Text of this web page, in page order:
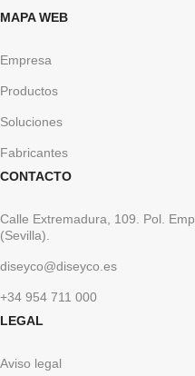
MAPA WEB
Empresa
Productos
Soluciones
Fabricantes
CONTACTO
Calle Extremadura, 109. Pol.
(Sevilla).
diseyco@diseyco.es
+34 954 711 000
LEGAL
Aviso legal